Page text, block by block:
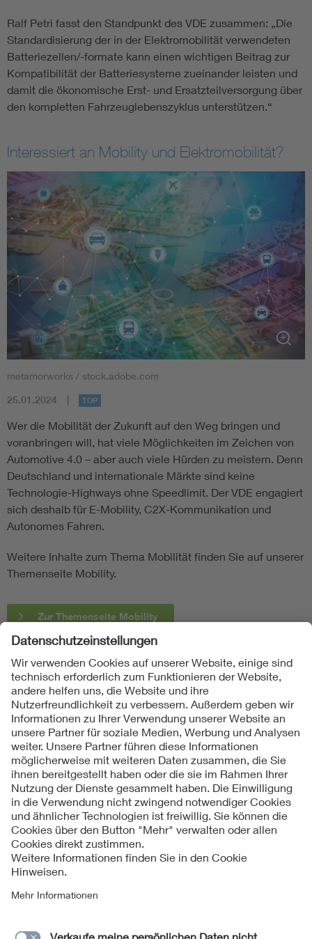
Ralf Petri fasst den Standpunkt des VDE zusammen: „Die
Standardisierung der in der Elektromobilität verwendeten
Batteriezellen/-formate kann einen wichtigen Beitrag zur
Kompatibilität der Batteriesysteme zueinander leisten und
damit die ökonomische Erst- und Ersatzteilversorgung über
den kompletten Fahrzeuglebenszyklus unterstützen.“
Interessiert an Mobility und Elektromobilität?
metamorworks / stock.adobe.com
25.01.2024 TOP
Wer die Mobilität der Zukunft auf den Weg bringen und
voranbringen will, hat viele Möglichkeiten im Zeichen von
Automotive 4.0 – aber auch viele Hürden zu meistern. Denn
Deutschland und internationale Märkte sind keine
Technologie-Highways ohne Speedlimit. Der VDE engagiert
sich deshalb für E-Mobility, C2X-Kommunikation und
Autonomes Fahren.
Weitere Inhalte zum Thema Mobilität finden Sie auf unserer
Themenseite Mobility.
Zur Themenseite Mobility
Folgen Sie uns
Kontakte
Service
Impressum
Datenschutzinformationen
Cookie Hinweise